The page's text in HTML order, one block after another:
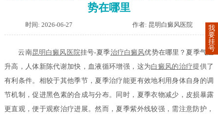
势在哪里
时间: 2026-06-27 作者: 昆明白癜风医院
云南昆明白癜风医院挂号-夏季治疗白癜风优势在哪里？夏季气温
升高，人体新陈代谢加快，血液循环增强，这为白癜风的治疗提供了
有利条件。相较于其他季节，夏季治疗能更有效地利用身体自身的调
节机制，促进黑色素的合成与分布。同时，夏季衣物减少，皮损暴露
更直观，便于观察治疗进展。然而，夏季紫外线较强，需注意防护，
我
要
挂
号